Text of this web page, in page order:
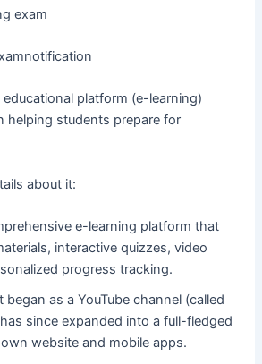
exam
educational platform (e-learning)
helping students prepare for
about it:
e-learning platform that
interactive quizzes, video
progress tracking.
began as a YouTube channel (called
since expanded into a full-fledged
website and mobile apps.